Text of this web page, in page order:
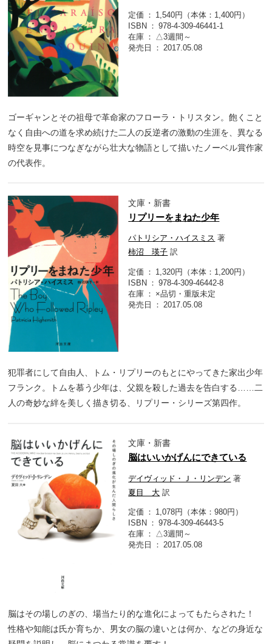
定価
1,540円（本体：1,400円）
ISBN
978-4-309-46441-1
在庫
△3週間～
発売日
2017.05.08
ゴーギャンとその祖母で革命家のフローラ・トリスタン。飽くこと
なく自由への道を求め続けた二人の反逆者の激動の生涯を、異なる
時空を見事につなぎながら壮大な物語として描いたノーベル賞作家
の代表作。
文庫・新書
リプリーをまねた少年
パトリシア・ハイスミス 著
柿沼 瑛子 訳
定価
1,320円（本体：1,200円）
ISBN
978-4-309-46442-8
在庫
×品切・重版未定
発売日
2017.05.08
犯罪者にして自由人、トム・リプリーのもとにやってきた家出少年
フランク。トムを慕う少年は、父親を殺した過去を告白する……二
人の奇妙な絆を美しく描き切る、リプリー・シリーズ第四作。
文庫・新書
脳はいいかげんにできている
デイヴィッド・Ｊ・リンデン 著
夏目 大 訳
定価
1,078円（本体：980円）
ISBN
978-4-309-46443-5
在庫
△3週間～
発売日
2017.05.08
脳はその場しのぎの、場当たり的な進化によってもたらされた！
性格や知能は氏か育ちか、男女の脳の違いとは何か、などの身近な